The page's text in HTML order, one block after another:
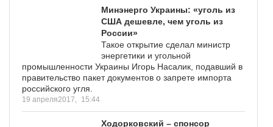
Минэнерго Украины: «уголь из
США дешевле, чем уголь из
России»
Такое открытие сделал министр
энергетики и угольной
промышленности Украины Игорь Насалик, подавший в
правительство пакет документов о запрете импорта
российского угля.
19 апреля2017, 15:44
Ходорковский – спонсор